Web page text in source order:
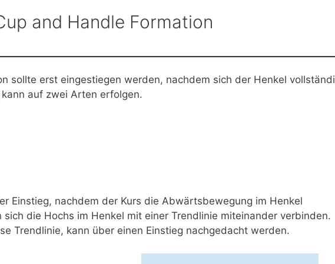
and Handle Formation
sollte erst eingestiegen werden, nachdem sich der Henkel
auf zwei Arten erfolgen.
Einstieg, nachdem der Kurs die Abwärtsbewegung im Henkel
die Hochs im Henkel mit einer Trendlinie miteinander verbinden.
Trendlinie, kann über einen Einstieg nachgedacht werden.